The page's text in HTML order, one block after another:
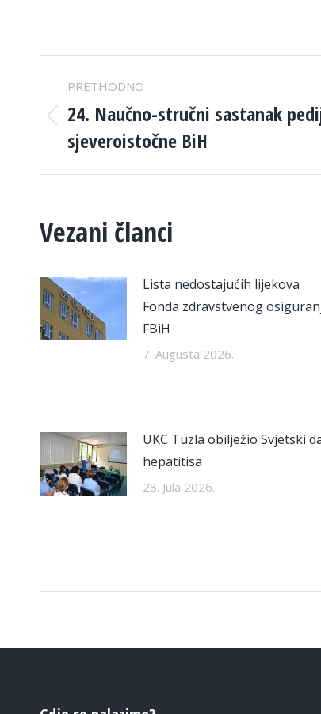
POST
NAVIGATION
PRETHODNO
Previous
post:
24. Naučno-stručni sastanak
sjeveroistočne BiH
Vezani članci
Lista nedostajućih lijekova
Fonda zdravstvenog
FBiH
7. Augusta 2026.
UKC Tuzla obilježio Svjetski
hepatitisa
28. Jula 2026.